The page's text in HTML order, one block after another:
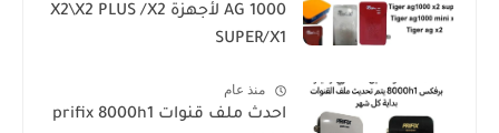
AG 1000 لأجهزة X2\X2 PLUS /X2
SUPER/X1
منذ عام
احدث ملف قنوات prifix 8000h1